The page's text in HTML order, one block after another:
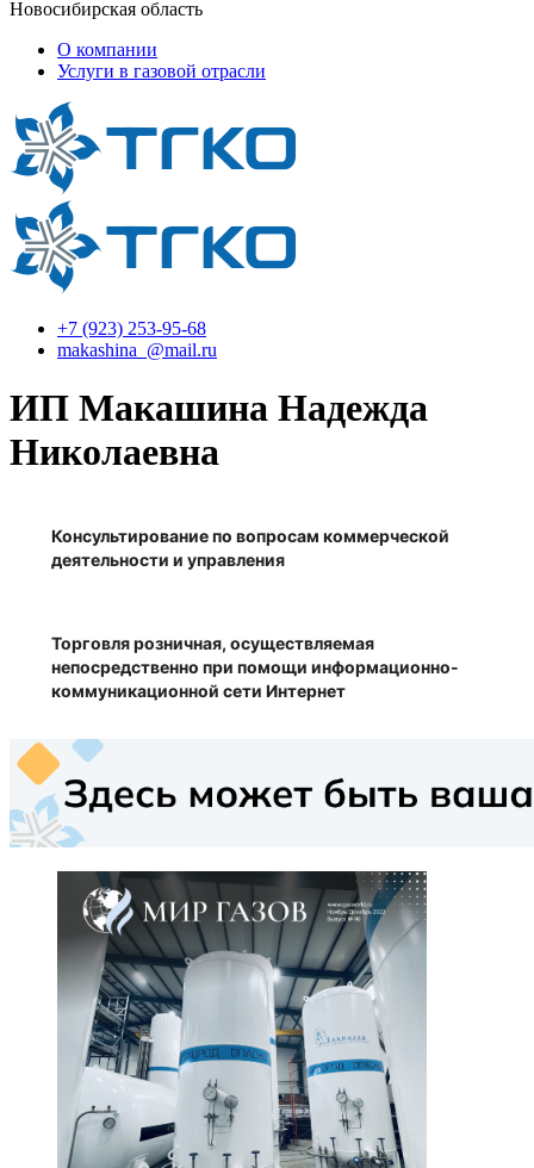
Новосибирская область
О компании
Услуги в газовой отрасли
+7 (923) 253-95-68
makashina_@mail.ru
ИП Макашина Надежда
Николаевна
Консультирование по вопросам коммерческой
деятельности и управления
Торговля розничная, осуществляемая
непосредственно при помощи информационно-
коммуникационной сети Интернет